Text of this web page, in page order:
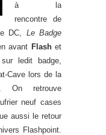
à la
rencontre de
DC, Le Badge
avant Flashet
ledit badge,
Cave lors de la
On retrouve
neuf cases
aussi le retour
Flashpoint.